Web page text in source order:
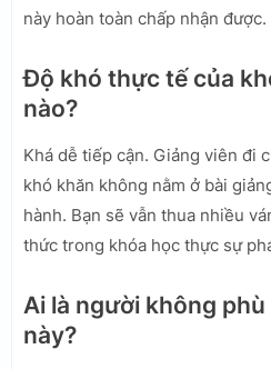
này hoàn toàn chấp nhận được.
Độ khó thực tế của
nào?
Khá dễ tiếp cận. Giảng viên đi
khó khăn không nằm ở bài
hành. Bạn sẽ vẫn thua nhiều
thức trong khóa học thực sự
Ai là người không
này?